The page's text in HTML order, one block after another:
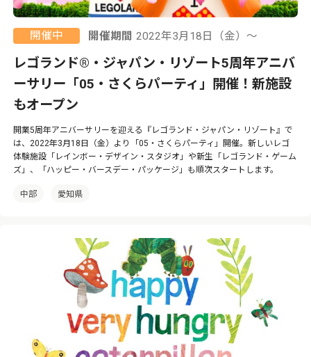
開催中 開催期間 2022年3月18日（金）〜
レゴランド®・ジャパン・リゾート5周年アニバ
ーサリー「05・さくらパーティ」開催！新施設
もオープン
開業5周年アニバーサリーを迎える『レゴランド・ジャパン・リゾート』で
は、2022年3月18日（金）より「05・さくらパーティ」開催。新しいレゴ
体験施設「レインボー・デザイン・スタジオ」や新生「レゴランド・ゲーム
ズ」、「ハッピー・バースデー・パッケージ」も順次スタートします。
中部 愛知県